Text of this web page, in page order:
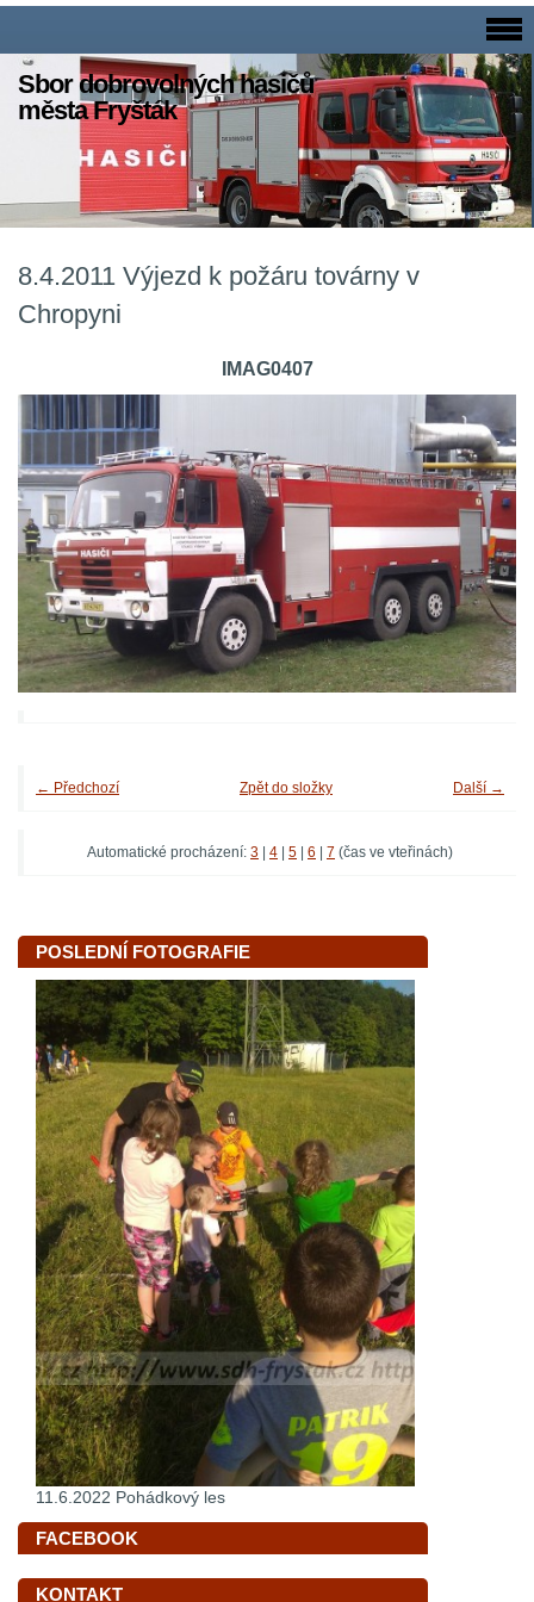
Sbor dobrovolných hasičů
města Fryšták
8.4.2011 Výjezd k požáru továrny v
Chropyni
IMAG0407
← Předchozí Další →
Zpět do složky
Automatické procházení: 3 4 5 6 7 (čas ve vteřinách)
POSLEDNÍ FOTOGRAFIE
11.6.2022 Pohádkový les
FACEBOOK
KONTAKT